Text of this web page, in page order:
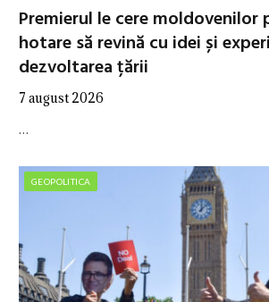
Premierul le cere moldovenilor
hotare să revină cu idei și
dezvoltarea țării
7 august 2026
…
GEOPOLITICA